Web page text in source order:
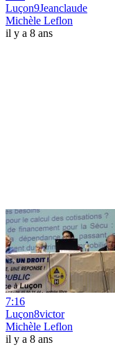
Luçon9Jeanclaude
Michèle Leflon
il y a 8 ans
7:16
Luçon8victor
Michèle Leflon
il y a 8 ans